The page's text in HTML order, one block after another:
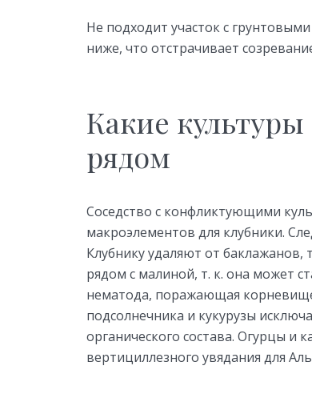
Не подходит участок с
ниже, что отстрачивает
Какие
рядом
Соседство с конфликтующими
макроэлементов для клубники.
Клубнику удаляют от
рядом с малиной, т. к. она может
нематода, поражающая
подсолнечника и кукурузы
органического состава. Огурцы и
вертициллезного увядания для